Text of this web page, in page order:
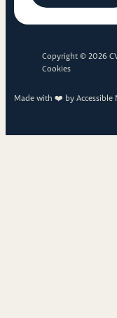
Copyright © 2026
Cookies
Made with ❤️ by Accessible